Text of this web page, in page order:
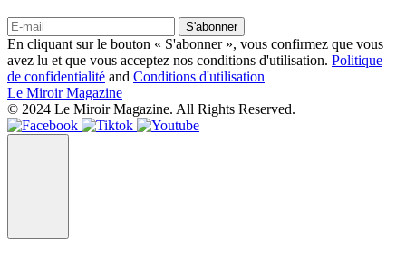
S'abonner
En cliquant sur le bouton « S'abonner », vous confirmez que vous
avez lu et que vous acceptez nos conditions d'utilisation. Politique
de confidentialité and Conditions d'utilisation
Le Miroir Magazine
© 2024 Le Miroir Magazine. All Rights Reserved.